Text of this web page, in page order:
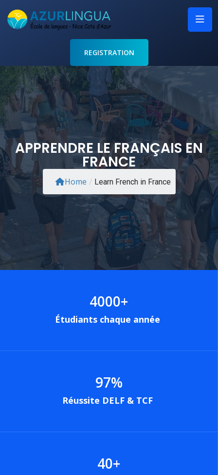
REGISTRATION
APPRENDRE LE FRANÇAIS EN
FRANCE
Home / Learn French in France
Étudiants chaque année
4000+
Réussite DELF & TCF
97%
40+